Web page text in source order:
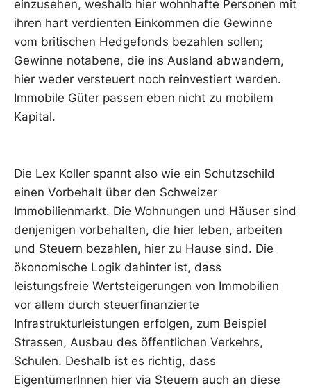
einzusehen, weshalb hier wohnhafte Personen mit
ihren hart verdienten Einkommen die Gewinne
vom britischen Hedgefonds bezahlen sollen;
Gewinne notabene, die ins Ausland abwandern,
hier weder versteuert noch reinvestiert werden.
Immobile Güter passen eben nicht zu mobilem
Kapital.
Die Lex Koller spannt also wie ein Schutzschild
einen Vorbehalt über den Schweizer
Immobilienmarkt. Die Wohnungen und Häuser sind
denjenigen vorbehalten, die hier leben, arbeiten
und Steuern bezahlen, hier zu Hause sind. Die
ökonomische Logik dahinter ist, dass
leistungsfreie Wertsteigerungen von Immobilien
vor allem durch steuerfinanzierte
Infrastrukturleistungen erfolgen, zum Beispiel
Strassen, Ausbau des öffentlichen Verkehrs,
Schulen. Deshalb ist es richtig, dass
EigentümerInnen hier via Steuern auch an diese